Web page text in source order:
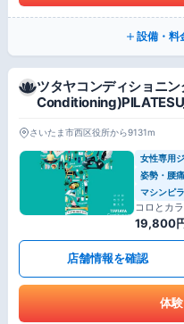
設備・料
ツタヤコンディショニ
さいたま市西区役所から9131m
女性専用
姿勢・腰
マシンピ
コロとカ
19,800
店舗情報を確認
体